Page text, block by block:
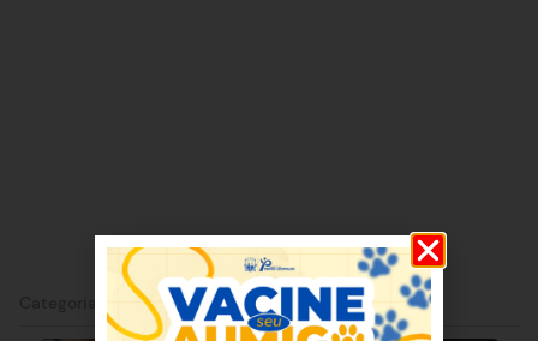
Belo Horizonte | Capim Branco